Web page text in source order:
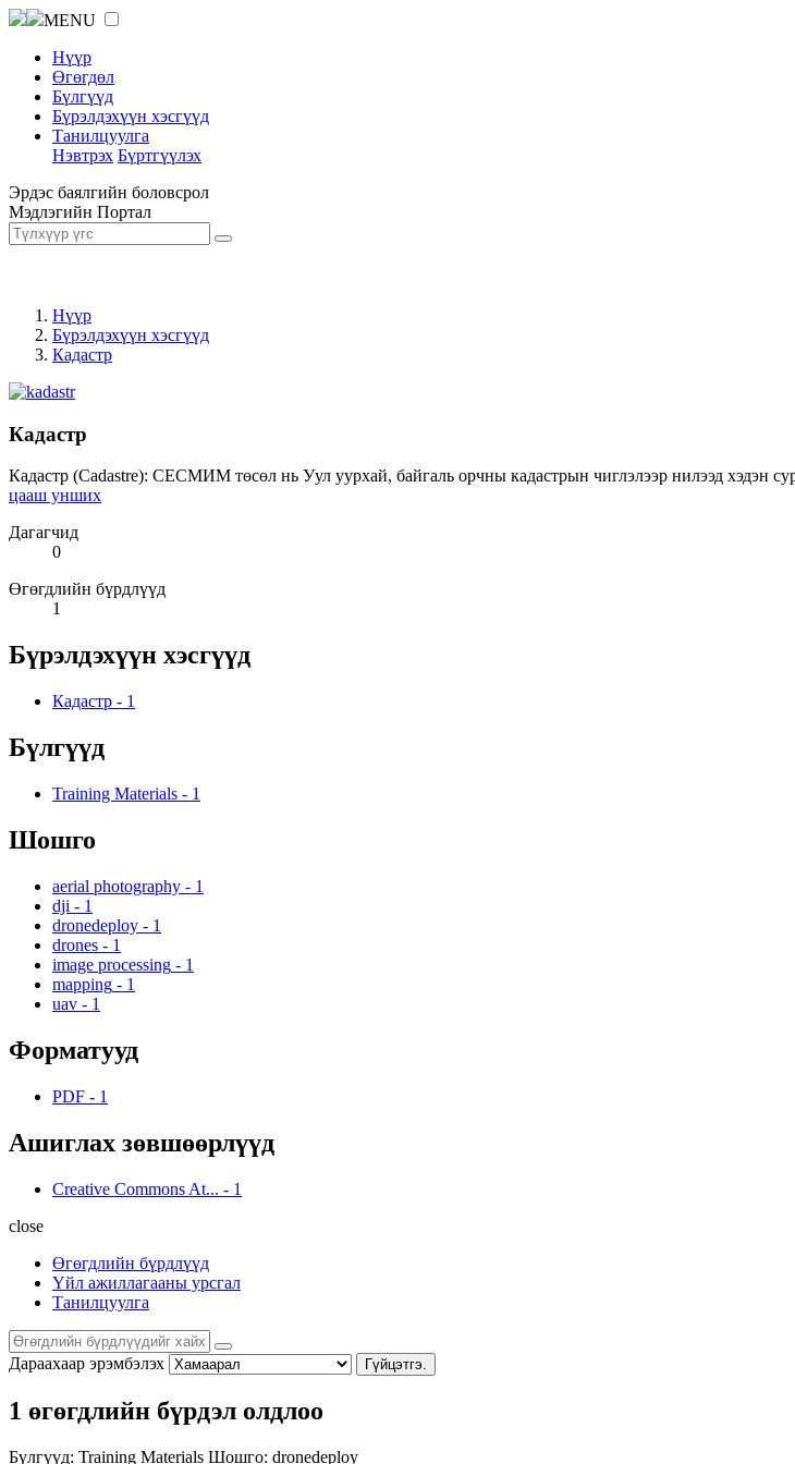
MENU
Нүүр
Өгөгдөл
Бүлгүүд
Бүрэлдэхүүн хэсгүүд
Танилцуулга
Нэвтрэх Бүртгүүлэх
Эрдэс баялгийн боловсрол
Мэдлэгийн Портал
Нүүр
Бүрэлдэхүүн хэсгүүд
Кадастр
Кадастр
Кадастр (Cadastre): СЕСМИМ төсөл нь Уул уурхай, байгаль орчны кадастрын чиглэлээр нилээд хэдэн
цааш унших
Дагагчид
0
Өгөгдлийн бүрдлүүд
1
Бүрэлдэхүүн хэсгүүд
Кадастр - 1
Бүлгүүд
Training Materials - 1
Шошго
aerial photography - 1
dji - 1
dronedeploy - 1
drones - 1
image processing - 1
mapping - 1
uav - 1
Форматууд
PDF - 1
Ашиглах зөвшөөрлүүд
Creative Commons At... - 1
close
Өгөгдлийн бүрдлүүд
Үйл ажиллагааны урсгал
Танилцуулга
Дараахаар эрэмбэлэх Гүйцэтгэ.
1 өгөгдлийн бүрдэл олдлоо
Бүлгүүд: Training Materials Шошго: dronedeploy